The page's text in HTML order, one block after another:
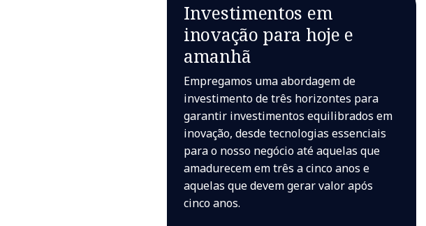
Investimentos em
inovação para hoje e
amanhã
Empregamos uma abordagem de
investimento de três horizontes para
garantir investimentos equilibrados em
inovação, desde tecnologias essenciais
para o nosso negócio até aquelas que
amadurecem em três a cinco anos e
aquelas que devem gerar valor após
cinco anos.